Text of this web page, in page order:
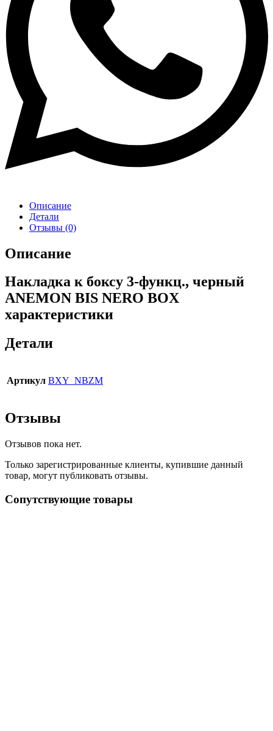
Описание
Детали
Отзывы (0)
Описание
Накладка к боксу 3-функц., черный
ANEMON BIS NERO BOX
характеристики
Детали
Артикул BXY_NBZM
Отзывы
Отзывов пока нет.
Только зарегистрированные клиенты, купившие данный
товар, могут публиковать отзывы.
Сопутствующие товары